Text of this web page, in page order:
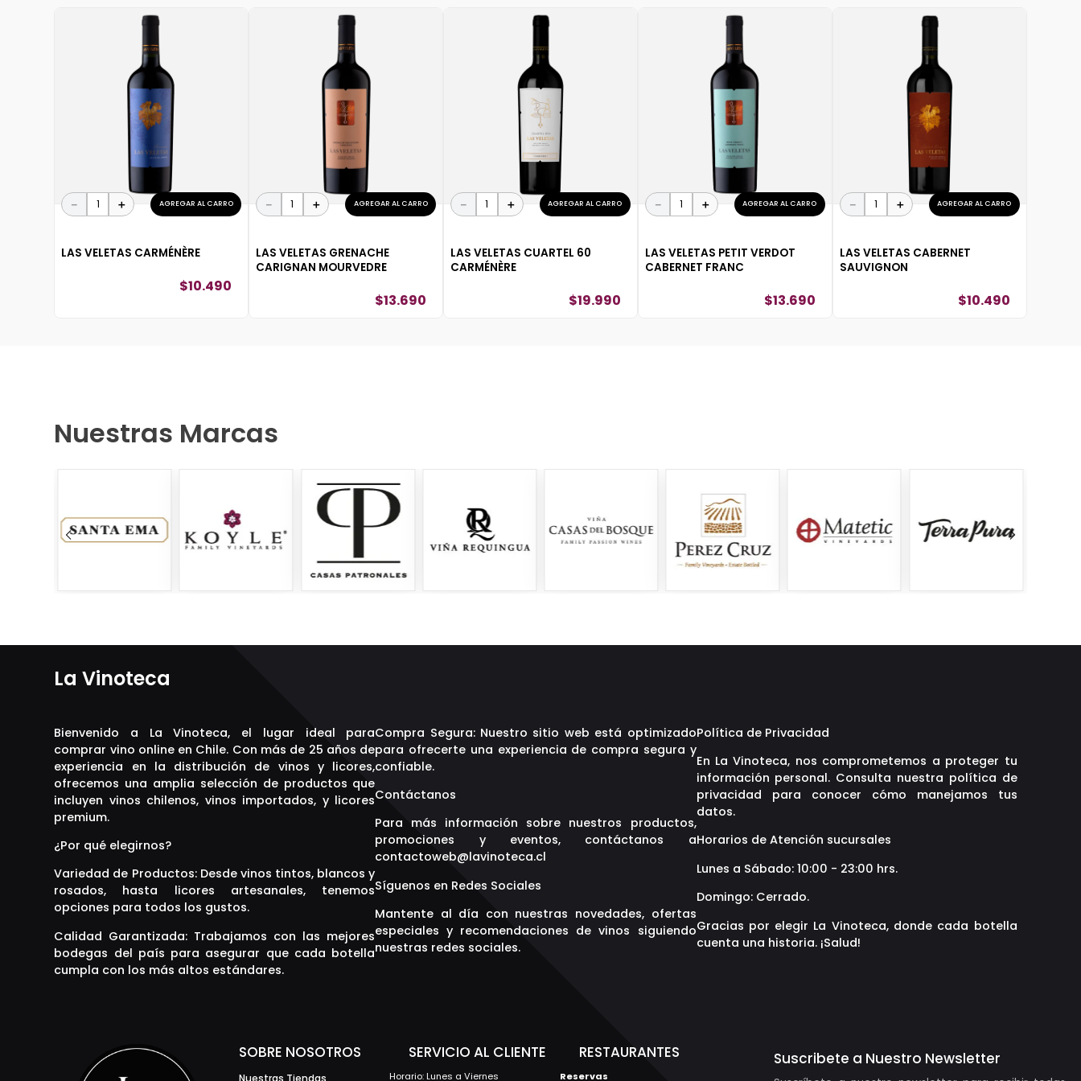
＋
－ AGREGAR AL CARRO
LAS VELETAS CARMÉNÈRE
$10.490
＋
－ AGREGAR AL CARRO
LAS VELETAS GRENACHE
CARIGNAN MOURVEDRE
$13.690
＋
－ AGREGAR AL CARRO
LAS VELETAS CUARTEL 60
CARMÉNÈRE
$19.990
＋
－ AGREGAR AL CARRO
LAS VELETAS PETIT VERDOT
CABERNET FRANC
$13.690
＋
－ AGREGAR AL CARRO
LAS VELETAS CABERNET
SAUVIGNON
$10.490
Nuestras Marcas
La Vinoteca
Bienvenido a La Vinoteca, el lugar ideal para
comprar vino online en Chile. Con más de 25 años de
experiencia en la distribución de vinos y licores,
ofrecemos una amplia selección de productos que
incluyen vinos chilenos, vinos importados, y licores
premium.
¿Por qué elegirnos?
Variedad de Productos: Desde vinos tintos, blancos y
rosados, hasta licores artesanales, tenemos
opciones para todos los gustos.
Calidad Garantizada: Trabajamos con las mejores
bodegas del país para asegurar que cada botella
cumpla con los más altos estándares.
Compra Segura: Nuestro sitio web está optimizado
para ofrecerte una experiencia de compra segura y
confiable.
Contáctanos
Para más información sobre nuestros productos,
promociones y eventos, contáctanos a
contactoweb@lavinoteca.cl
Síguenos en Redes Sociales
Mantente al día con nuestras novedades, ofertas
especiales y recomendaciones de vinos siguiendo
nuestras redes sociales.
Política de Privacidad
En La Vinoteca, nos comprometemos a proteger tu
información personal. Consulta nuestra política de
privacidad para conocer cómo manejamos tus
datos.
Horarios de Atención sucursales
Lunes a Sábado: 10:00 - 23:00 hrs.
Domingo: Cerrado.
Gracias por elegir La Vinoteca, donde cada botella
cuenta una historia. ¡Salud!
SOBRE NOSOTROS SERVICIO AL CLIENTE
Horario: Lunes a Viernes
RESTAURANTES
Reservas
Suscribete a Nuestro Newsletter